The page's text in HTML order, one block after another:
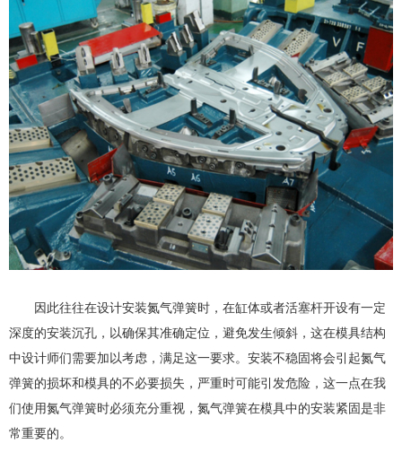
因此往往在设计安装氮气弹簧时，在缸体或者活塞杆开设有一定
深度的安装沉孔，以确保其准确定位，避免发生倾斜，这在模具结构
中设计师们需要加以考虑，满足这一要求。安装不稳固将会引起氮气
弹簧的损坏和模具的不必要损失，严重时可能引发危险，这一点在我
们使用氮气弹簧时必须充分重视，氮气弹簧在模具中的安装紧固是非
常重要的。